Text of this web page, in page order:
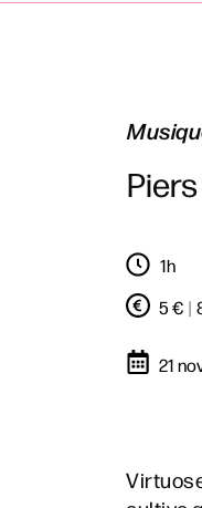
1h
5 € |
21